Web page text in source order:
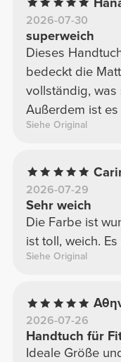
2026-07-30
superweich
Dieses
bedeckt die
vollständig, was
Außerdem ist
Siehe Original
2026-07-29
Sehr weich
Die Farbe ist
ist toll, weich.
Siehe Original
2026-07-26
Handtuch für
Ideale Größe